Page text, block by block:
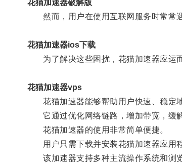
花猫加速器破解版
然而，用户在使用互联网服务时常常遇
花猫加速器ios下载
为了解决这些困扰，花猫加速器应运而
花猫加速器vps
花猫加速器能够帮助用户快速、稳定地
它通过优化网络链路，增加带宽，缓解
花猫加速器的使用非常简单便捷。
用户只需下载并安装花猫加速器应用程
该加速器支持多种主流操作系统和浏览